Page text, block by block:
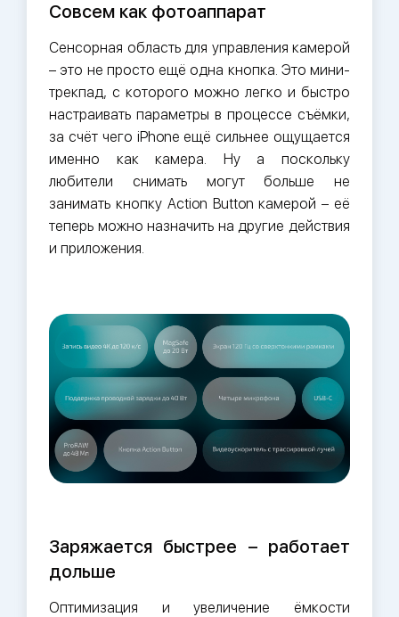
Совсем как фотоаппарат
Сенсорная область для управления камерой
– это не просто ещё одна кнопка. Это мини-
трекпад, с которого можно легко и быстро
настраивать параметры в процессе съёмки,
за счёт чего iPhone ещё сильнее ощущается
именно как камера. Ну а поскольку
любители снимать могут больше не
занимать кнопку Action Button камерой – её
теперь можно назначить на другие действия
и приложения.
Заряжается быстрее – работает
дольше
Оптимизация и увеличение ёмкости